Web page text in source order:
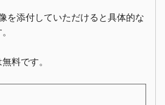
を添付していただけると具体的な
料です。